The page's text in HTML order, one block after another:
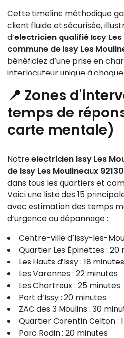
Cette timeline méthodique
client fluide et sécurisée,
d’electricien qualifié Issy
commune de Issy Les
bénéficiez d’une prise en
interlocuteur unique à
📍 Zones
temps de
carte mentale)
Notreelectricien Issy Les
de Issy Les Moulineaux 92130
dans tous les quartiers et
Voici une liste des 15
avec estimation des temps
d’urgence ou dépannage :
Centre-ville d’Issy-les-
Quartier Les Épinettes : 20
Les Hauts d’Issy : 18 minutes
Les Varennes : 22 minutes
Les Chartreux : 25 minutes
Port d’Issy : 20 minutes
ZAC des 3 Moulins : 30
Quartier Corentin Celton :
Parc Rodin : 20 minutes